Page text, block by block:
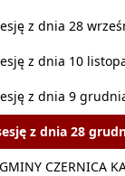
z dnia 28
z dnia 10
z dnia 9
z dnia 28
CZERNICA